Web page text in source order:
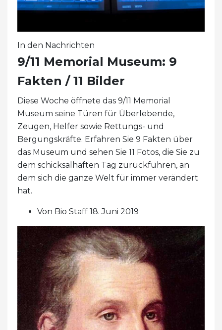
In den Nachrichten
9/11 Memorial Museum: 9
Fakten / 11 Bilder
Diese Woche öffnete das 9/11 Memorial
Museum seine Türen für Überlebende,
Zeugen, Helfer sowie Rettungs- und
Bergungskräfte. Erfahren Sie 9 Fakten über
das Museum und sehen Sie 11 Fotos, die Sie zu
dem schicksalhaften Tag zurückführen, an
dem sich die ganze Welt für immer verändert
hat.
Von Bio Staff 18. Juni 2019